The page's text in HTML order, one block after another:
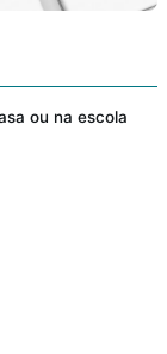
ou na escola